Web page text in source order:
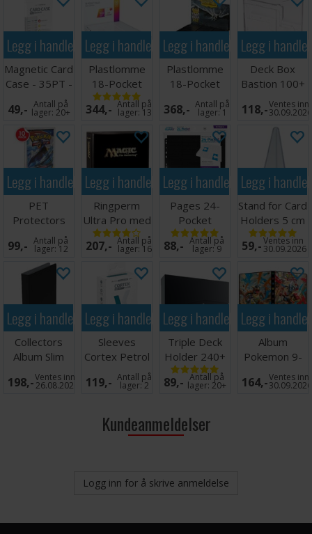
Legg i handlekurven
Magnetic Card
Case - 35PT -
1 stk
49,- Antall på
lager:20+
Legg i handlekurven
Plastlomme
18-Pocket
Side Load
Hvit x50
344,- Antall på
lager: 13
Legg i handlekurven
Plastlomme
18-Pocket
SideLoad
Svart x 50
368,- Antall på
lager:1
Legg i
Deck Box
Bastion 100+
XL Clear
118,-Ventes inn
30.09.2026
Legg i handlekurven
PET
Protectors
10-Pack for
Booster
99,- Antall på
lager: 12
Legg i handlekurven
Ringperm
Ultra Pro med
Magic Logo
(900)
207,- Antall på
lager: 16
Legg i handlekurven
Pages 24-
Pocket
QuadRow x10
Svart
88,- Antall på
lager:9
Legg i
Stand for Card
Holders 5 cm
(5 stk)
59,-Ventes inn
30.09.2026
Legg i handlekurven
Collectors
Album Slim
Regular Svart
198,-Ventes inn
26.08.2026
Legg i handlekurven
Sleeves
Cortex Petrol
MATTE x100
66x91
119,- Antall på
lager:2
Legg i handlekurven
Triple Deck
Holder 240+
Black
89,- Antall på
lager:20+
Legg i
Album
Pokemon 9-
Pocket Mega
Evolution
164,-Ventes inn
30.09.2026
Kundeanmeldelser
Logg inn for å skrive anmeldelse